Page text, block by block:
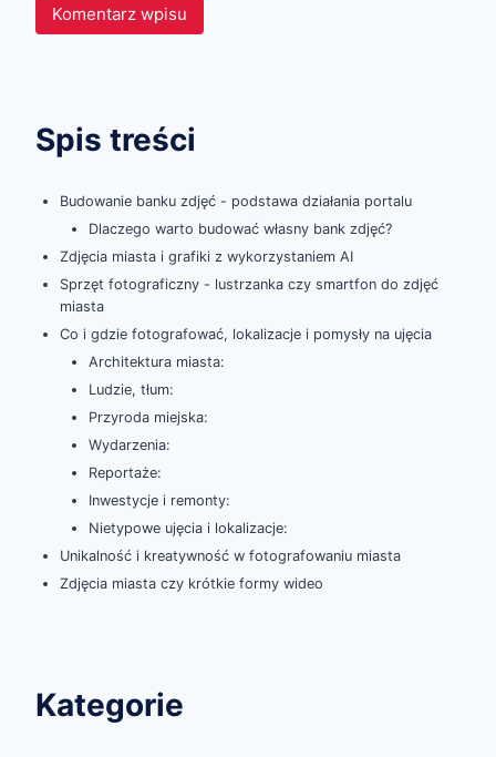
Spis treści
Budowanie banku zdjęć - podstawa działania portalu
Dlaczego warto budować własny bank zdjęć?
Zdjęcia miasta i grafiki z wykorzystaniem AI
Sprzęt fotograficzny - lustrzanka czy smartfon do zdjęć
miasta
Co i gdzie fotografować, lokalizacje i pomysły na ujęcia
Architektura miasta:
Ludzie, tłum:
Przyroda miejska:
Wydarzenia:
Reportaże:
Inwestycje i remonty:
Nietypowe ujęcia i lokalizacje:
Unikalność i kreatywność w fotografowaniu miasta
Zdjęcia miasta czy krótkie formy wideo
Kategorie